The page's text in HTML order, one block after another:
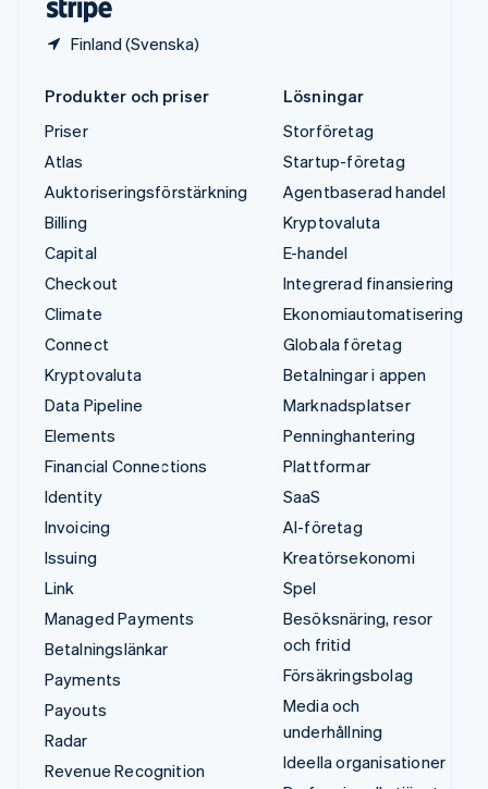
Finland (Svenska)
Produkter och priser
Priser
Atlas
Auktoriseringsförstärkning
Billing
Capital
Checkout
Climate
Connect
Kryptovaluta
Data Pipeline
Elements
Financial Connections
Identity
Invoicing
Issuing
Link
Managed Payments
Betalningslänkar
Payments
Payouts
Radar
Revenue Recognition
Lösningar
Storföretag
Startup-företag
Agentbaserad handel
Kryptovaluta
E-handel
Integrerad finansiering
Ekonomiautomatisering
Globala företag
Betalningar i appen
Marknadsplatser
Penninghantering
Plattformar
SaaS
AI-företag
Kreatörsekonomi
Spel
Besöksnäring, resor
och fritid
Försäkringsbolag
Media och
underhållning
Ideella organisationer